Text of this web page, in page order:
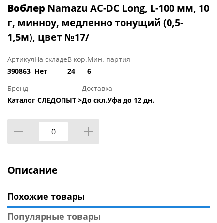
Воблер Namazu AC-DC Long, L-100 мм, 10
г, минноу, медленно тонущий (0,5-
1,5м), цвет №17/
Артикул
390863
На складе
Нет
В кор.
24
Мин. партия
6
Бренд
Каталог СЛЕДОПЫТ >
Доставка
До скл.Уфа до 12 дн.
Описание
Похожие товары
Популярные товары